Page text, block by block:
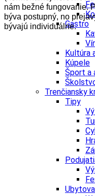
Gastro
Kultúra
Kúpele
Šport a
Trenčiansky
Tipy
nám bežné fungovanie.
býva postupný, no
bývajú individuálne.